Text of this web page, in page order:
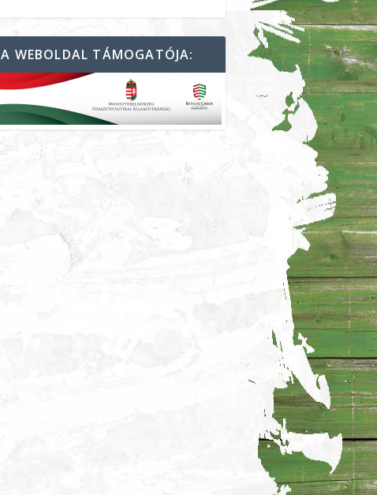
A WEBOLDAL TÁMOGATÓJA: